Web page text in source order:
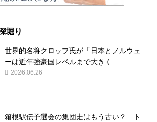
堀り
世界的名将クロップ氏が「日本とノルウェ
ーは近年強豪国レベルまで大きく...
2026.06.26
箱根駅伝予選会の集団走はもう古い？ ト